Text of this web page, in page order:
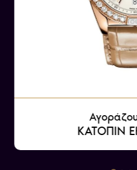
ΚΑΤΟΠΙΝ